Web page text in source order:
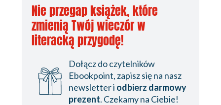
Nie przegap książek, które
zmienią Twój wieczór w
literacką przygodę!
Dołącz do czytelników
Ebookpoint, zapisz się na nasz
newsletter i odbierz darmowy
prezent. Czekamy na Ciebie!